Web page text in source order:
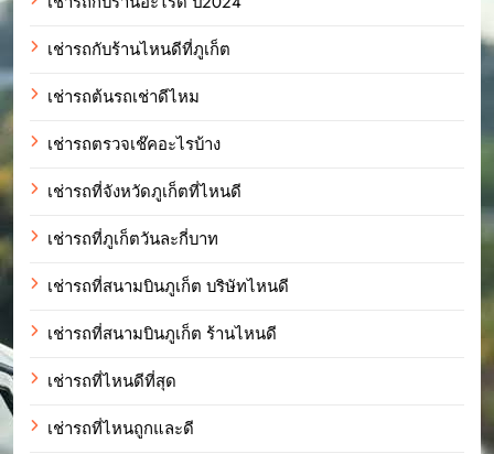
เช่ารถกับร้านไหนดีที่ภูเก็ต
เช่ารถต้นรถเช่าดีไหม
เช่ารถตรวจเช๊คอะไรบ้าง
เช่ารถที่จังหวัดภูเก็ตที่ไหนดี
เช่ารถที่ภูเก็ตวันละกี่บาท
เช่ารถที่สนามบินภูเก็ต บริษัทไหนดี
เช่ารถที่สนามบินภูเก็ต ร้านไหนดี
เช่ารถที่ไหนดีที่สุด
เช่ารถที่ไหนถูกและดี